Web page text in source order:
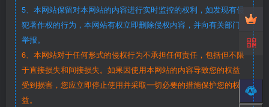
5、本网站保留对本网站的内容进行实时监控的权利，如发现有侵
犯著作权的行为，本网站有权立即删除侵权内容，并向有关部门
举报。
6、本网站对于任何形式的侵权行为不承担任何责任，包括但不限
于直接损失和间接损失。如果因使用本网站的内容导致您的权益
受到损害，您应立即停止使用并采取一切必要的措施保护您的权
益。